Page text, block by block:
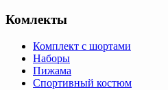
Комлекты
Комплект с шортами
Наборы
Пижама
Спортивный костюм